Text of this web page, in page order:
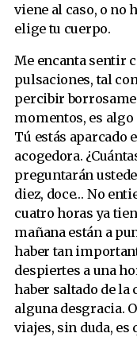
viene al caso, o no
elige tu cuerpo.
Me encanta sentir
pulsaciones, tal
percibir
momentos, es algo
Tú estás aparcado
acogedora.
preguntarán
diez, doce… No
cuatro horas ya
mañana están a
haber tan
despiertes a una
haber saltado de la
alguna desgracia.
viajes, sin duda, es